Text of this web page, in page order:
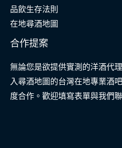
品飲生存法則
在地尋酒地圖
合作提案
無論您是欲提供實測的洋酒代
入尋酒地圖的台灣在地專業酒
度合作。歡迎填寫表單與我們